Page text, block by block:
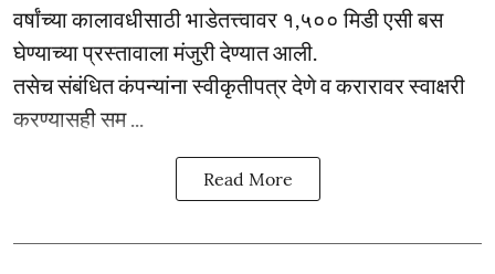
वर्षांच्या कालावधीसाठी भाडेतत्त्वावर १,५०० मिडी एसी बस
घेण्याच्या प्रस्तावाला मंजुरी देण्यात आली.
तसेच संबंधित कंपन्यांना स्वीकृतीपत्र देणे व करारावर स्वाक्षरी
करण्यासही सम ...
Read More